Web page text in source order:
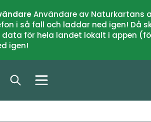
Användare av Naturkartans
i så fall och laddar ned igen! Då
för hela landet lokalt i appen
igen!